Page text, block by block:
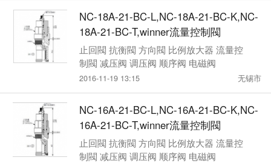
NC-18A-21-BC-L,NC-18A-21-BC-K,NC-
18A-21-BC-T,winner流量控制閥
止回閥 抗衡閥 方向閥 比例放大器 流量控
制閥 减压阀 调压阀 顺序阀 电磁阀
2016-11-19 13:15 无锡市
NC-16A-21-BC-L,NC-16A-21-BC-K,NC-
16A-21-BC-T,winner流量控制閥
止回閥 抗衡閥 方向閥 比例放大器 流量控
制閥 减压阀 调压阀 顺序阀 电磁阀